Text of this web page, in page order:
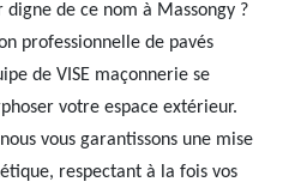
de ce nom à Massongy ?
professionnelle de pavés
de VISE maçonnerie se
votre espace extérieur.
vous garantissons une mise
respectant à la fois vos